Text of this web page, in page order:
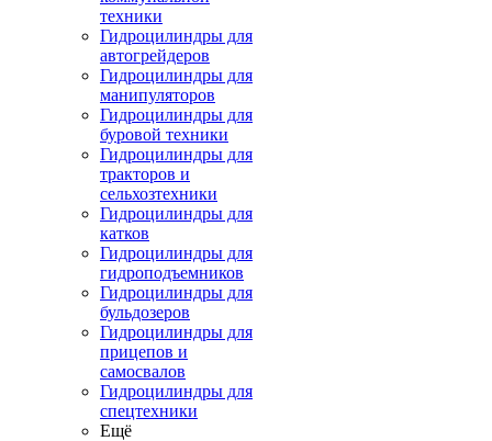
техники
Гидроцилиндры для
автогрейдеров
Гидроцилиндры для
манипуляторов
Гидроцилиндры для
буровой техники
Гидроцилиндры для
тракторов и
сельхозтехники
Гидроцилиндры для
катков
Гидроцилиндры для
гидроподъемников
Гидроцилиндры для
бульдозеров
Гидроцилиндры для
прицепов и
самосвалов
Гидроцилиндры для
спецтехники
Ещё